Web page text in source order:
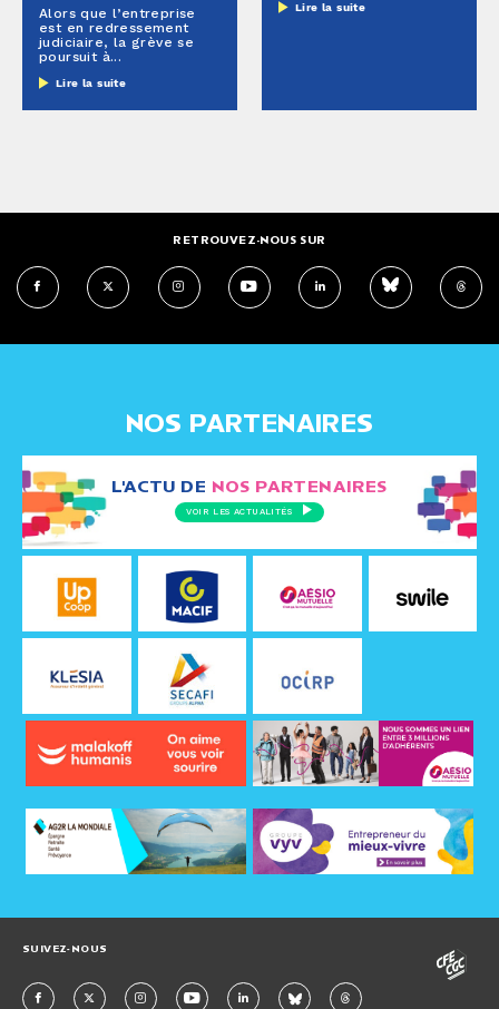
Alors que l’entreprise
est en redressement
judiciaire, la grève se
poursuit à...
Lire la suite
Lire la suite
RETROUVEZ-NOUS SUR
NOS PARTENAIRES
L'ACTU DE NOS PARTENAIRES
VOIR LES ACTUALITÉS
SUIVEZ-NOUS